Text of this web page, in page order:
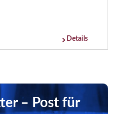
Details
– Post für